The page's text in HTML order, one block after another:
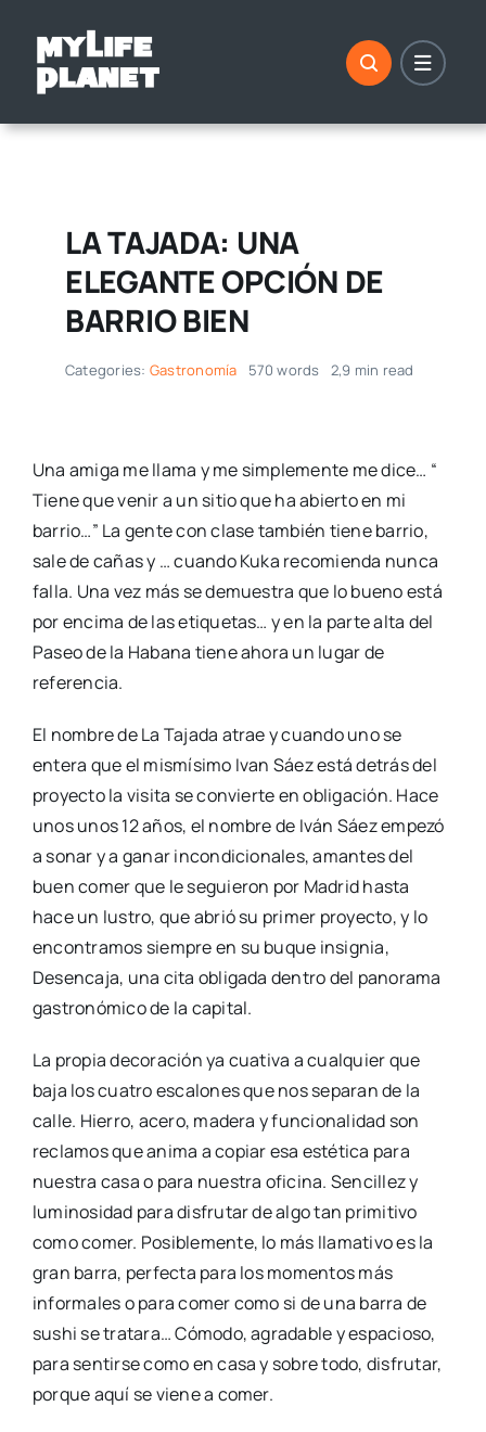
contenido
LA TAJADA: UNA
ELEGANTE OPCIÓN DE
BARRIO BIEN
Categories: Gastronomía 570 words 2,9 min read
Una amiga me llama y me simplemente me dice… “
Tiene que venir a un sitio que ha abierto en mi
barrio…” La gente con clase también tiene barrio,
sale de cañas y … cuando Kuka recomienda nunca
falla. Una vez más se demuestra que lo bueno está
por encima de las etiquetas… y en la parte alta del
Paseo de la Habana tiene ahora un lugar de
referencia.
El nombre de La Tajada atrae y cuando uno se
entera que el mismísimo Ivan Sáez está detrás del
proyecto la visita se convierte en obligación. Hace
unos unos 12 años, el nombre de Iván Sáez empezó
a sonar y a ganar incondicionales, amantes del
buen comer que le seguieron por Madrid hasta
hace un lustro, que abrió su primer proyecto, y lo
encontramos siempre en su buque insignia,
Desencaja, una cita obligada dentro del panorama
gastronómico de la capital.
La propia decoración ya cuativa a cualquier que
baja los cuatro escalones que nos separan de la
calle. Hierro, acero, madera y funcionalidad son
reclamos que anima a copiar esa estética para
nuestra casa o para nuestra oficina. Sencillez y
luminosidad para disfrutar de algo tan primitivo
como comer. Posiblemente, lo más llamativo es la
gran barra, perfecta para los momentos más
informales o para comer como si de una barra de
sushi se tratara… Cómodo, agradable y espacioso,
para sentirse como en casa y sobre todo, disfrutar,
porque aquí se viene a comer.